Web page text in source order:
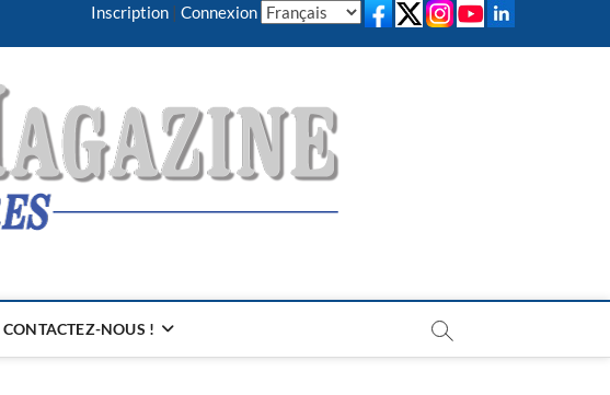
Inscription | Connexion
CONTACTEZ-NOUS !